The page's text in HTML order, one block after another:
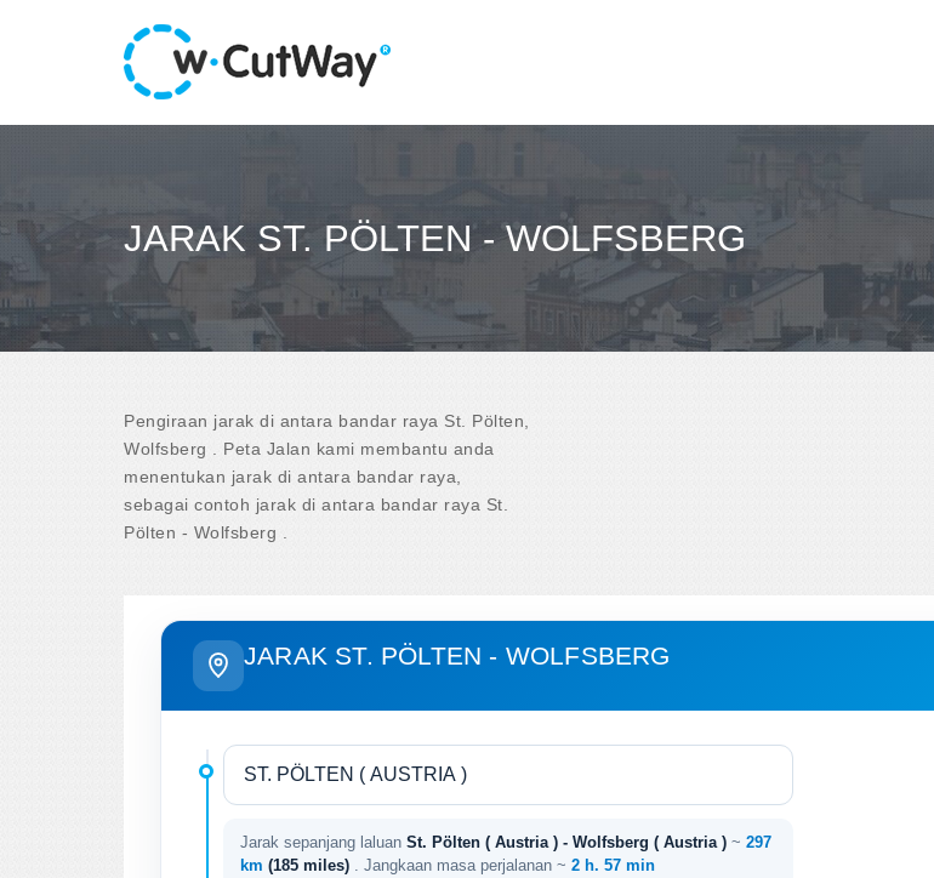
JARAK ST. PÖLTEN - WOLFSBERG
Pengiraan jarak di antara bandar raya St. Pölten,
Wolfsberg . Peta Jalan kami membantu anda
menentukan jarak di antara bandar raya,
sebagai contoh jarak di antara bandar raya St.
Pölten - Wolfsberg .
JARAK ST. PÖLTEN - WOLFSBERG
Jarak sepanjang laluan St. Pölten ( Austria ) - Wolfsberg ( Austria ) ~ 297
km (185 miles) . Jangkaan masa perjalanan ~ 2 h. 57 min